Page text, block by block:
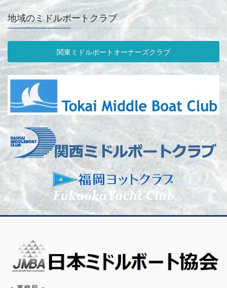
地域のミドルボートクラブ
関東ミドルボートオーナーズクラブ